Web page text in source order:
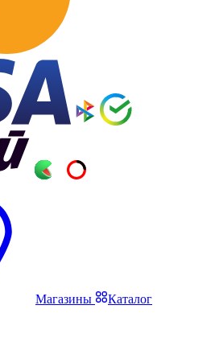
Магазины Каталог